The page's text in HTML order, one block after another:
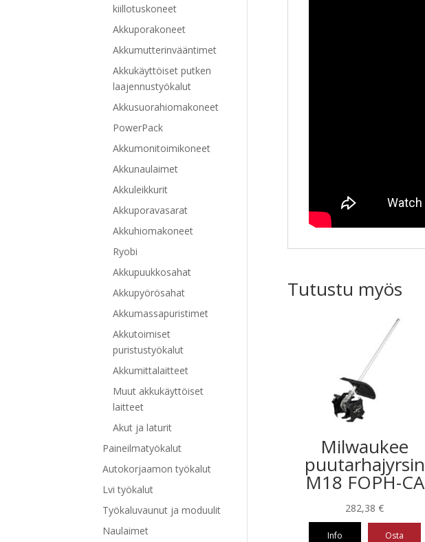
Tutustu myös
Milwaukee
puutarhajyrsin
M18 FOPH-CA
282,38€
Info Osta
kiillotuskoneet
Akkuporakoneet
Akkumutterinvääntimet
Akkukäyttöiset putken
laajennustyökalut
Akkusuorahiomakoneet
PowerPack
Akkumonitoimikoneet
Akkunaulaimet
Akkuleikkurit
Akkuporavasarat
Akkuhiomakoneet
Ryobi
Akkupuukkosahat
Akkupyörösahat
Akkumassapuristimet
Akkutoimiset
puristustyökalut
Akkumittalaitteet
Muut akkukäyttöiset
laitteet
Akut ja laturit
Paineilmatyökalut
Autokorjaamon työkalut
Lvi työkalut
Työkaluvaunut ja moduulit
Naulaimet